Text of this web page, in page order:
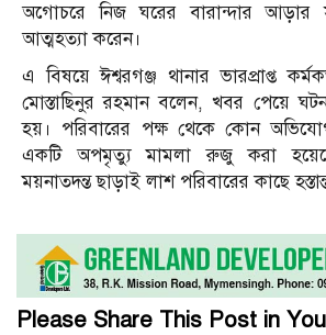
অগোচরে নিজ ঘরের বারান্দার আড়ার
আত্মহত্যা করেন।
এ বিষয়ে ঈশ্বরগঞ্জ থানার ভারপ্রাপ্ত
মোস্তাছিনুর রহমান বলেন, খবর পেয়ে
হয়। পরিবারের পক্ষ থেকে কোন
একটি অপমৃত্যু মামলা রুজু করা
ময়নাতদন্ত ছাড়াই লাশ পরিবারের কাছে
Please Share This Post in